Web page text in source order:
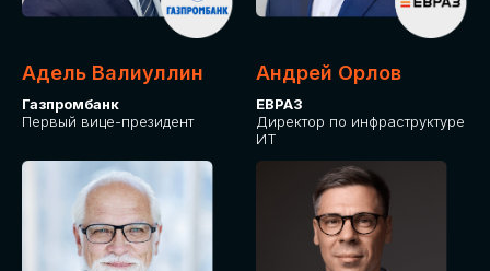
Адель Валиуллин
Газпромбанк
Первый вице-президент
Андрей Орлов
ЕВРАЗ
Директор по инфраструктуре
ИТ